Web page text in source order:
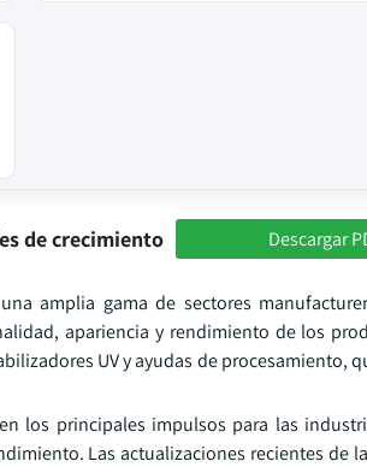
de crecimiento Descargar
amplia gama de sectores
apariencia y rendimiento de los
UV y ayudas de procesamiento,
los principales impulsos para las
Las actualizaciones recientes de